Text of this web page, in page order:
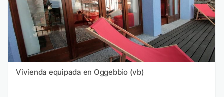
Vivienda equipada en Oggebbio (vb)